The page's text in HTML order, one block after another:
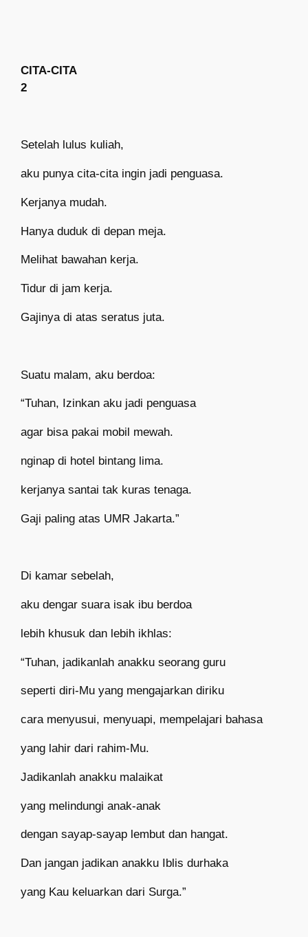
CITA-CITA
2
Setelah lulus kuliah,
aku punya cita-cita ingin jadi penguasa.
Kerjanya mudah.
Hanya duduk di depan meja.
Melihat bawahan kerja.
Tidur di jam kerja.
Gajinya di atas seratus juta.
Suatu malam, aku berdoa:
“Tuhan, Izinkan aku jadi penguasa
agar bisa pakai mobil mewah.
nginap di hotel bintang lima.
kerjanya santai tak kuras tenaga.
Gaji paling atas UMR Jakarta.”
Di kamar sebelah,
aku dengar suara isak ibu berdoa
lebih khusuk dan lebih ikhlas:
“Tuhan, jadikanlah anakku seorang guru
seperti diri-Mu yang mengajarkan diriku
cara menyusui, menyuapi, mempelajari bahasa
yang lahir dari rahim-Mu.
Jadikanlah anakku malaikat
yang melindungi anak-anak
dengan sayap-sayap lembut dan hangat.
Dan jangan jadikan anakku Iblis durhaka
yang Kau keluarkan dari Surga.”